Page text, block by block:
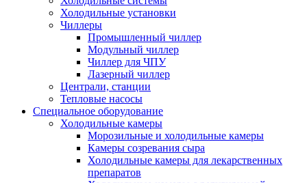
Холодильные установки
Чиллеры
Промышленный чиллер
Модульный чиллер
Чиллер для ЧПУ
Лазерный чиллер
Централи, станции
Тепловые насосы
Специальное оборудование
Холодильные камеры
Морозильные и холодильные камеры
Камеры созревания сыра
Холодильные камеры для лекарственных
препаратов